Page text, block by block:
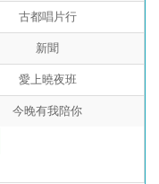
古都唱片行
新聞
愛上曉夜班
今晚有我陪你